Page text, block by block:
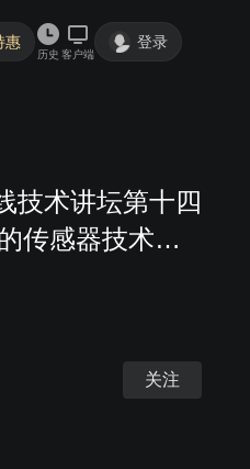
惠
历史 客户端
登录
技术讲坛第十四
传感器技术分
关注